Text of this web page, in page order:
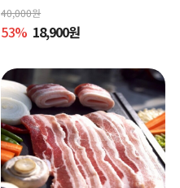
40,000원
53% 18,900원